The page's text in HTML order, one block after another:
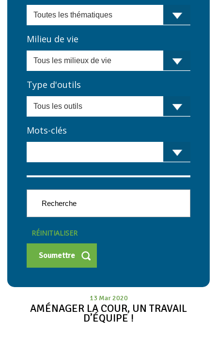
Milieu de vie
Type d'outils
Mots-clés
RÉINITIALISER
13 Mar 2020
AMÉNAGER LA COUR, UN TRAVAIL
D’ÉQUIPE !